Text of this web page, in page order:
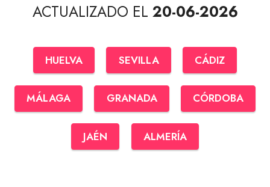
ACTUALIZADO EL 20-06-2026
HUELVA SEVILLA CÁDIZ
MÁLAGA GRANADA CÓRDOBA
JAÉN ALMERÍA